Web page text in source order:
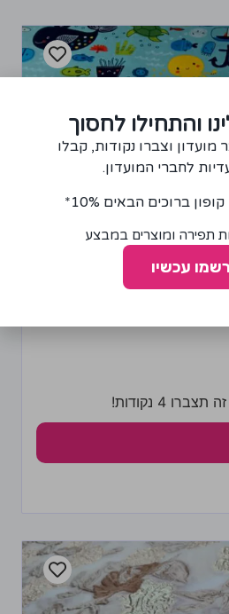
4 נקודות!
והתחילו לחסוך
מועדון וצברו נקודות, קבלו
לחברי המועדון.
ברוכים הבאים 10%*
תפירה ומוצרים במבצע
עכשיו